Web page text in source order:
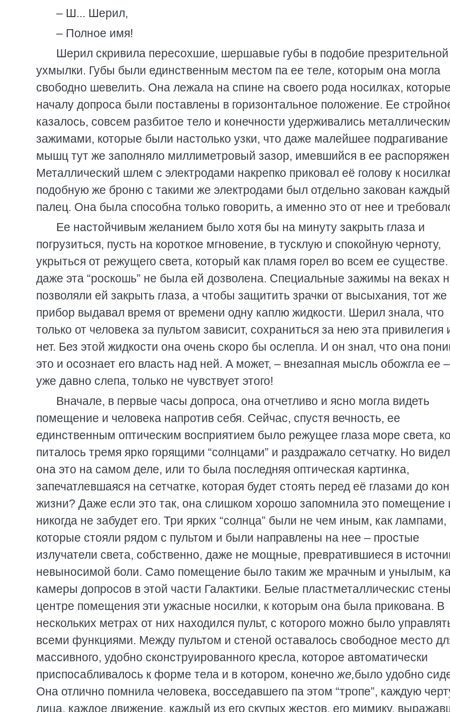
– Ш... Шерил,
– Полное имя!
Шерил скривила пересохшие, шершавые губы в подобие презрительной
ухмылки. Губы были единственным местом па ее теле, которым она могла
свободно шевелить. Она лежала на спине на своего рода носилках,
началу допроса были поставлены в горизонтальное положение. Ее
казалось, совсем разбитое тело и конечности удерживались
зажимами, которые были настолько узки, что даже малейшее подрагивание
мышц тут же заполняло миллиметровый зазор, имевшийся в ее
Металлический шлем с электродами накрепко приковал её голову к
подобную же броню с такими же электродами был отдельно закован каждый
палец. Она была способна только говорить, а именно это от нее и
Ее настойчивым желанием было хотя бы на минуту закрыть глаза и
погрузиться, пусть на короткое мгновение, в тусклую и спокойную черноту,
укрыться от режущего света, который как пламя горел во всем ее
даже эта “роскошь” не была ей дозволена. Специальные зажимы на веках
позволяли ей закрыть глаза, а чтобы защитить зрачки от высыхания, тот же
прибор выдавал время от времени одну каплю жидкости. Шерил знала, что
только от человека за пультом зависит, сохраниться за нею эта привилегия
нет. Без этой жидкости она очень скоро бы ослепла. И он знал, что она
это и осознает его власть над ней. А может, – внезапная мысль обожгла ее
уже давно слепа, только не чувствует этого!
Вначале, в первые часы допроса, она отчетливо и ясно могла видеть
помещение и человека напротив себя. Сейчас, спустя вечность, ее
единственным оптическим восприятием было режущее глаза море света,
питалось тремя ярко горящими “солнцами” и раздражало сетчатку. Но
она это на самом деле, или то была последняя оптическая картинка,
запечатлевшаяся на сетчатке, которая будет стоять перед её глазами до
жизни? Даже если это так, она слишком хорошо запомнила это помещение
никогда не забудет его. Три ярких “солнца” были не чем иным, как лампами,
которые стояли рядом с пультом и были направлены на нее – простые
излучатели света, собственно, даже не мощные, превратившиеся в
невыносимой боли. Само помещение было таким же мрачным и унылым,
камеры допросов в этой части Галактики. Белые пластметаллическис
центре помещения эти ужасные носилки, к которым она была прикована. В
нескольких метрах от них находился пульт, с которого можно было
всеми функциями. Между пультом и стеной оставалось свободное место
массивного, удобно сконструированного кресла, которое автоматически
приспосабливалось к форме тела и в котором, конечно же,было удобно
Она отлично помнила человека, восседавшего па этом “тропе”, каждую
лица, каждое движение, каждый из его скупых жестов, его мимику,